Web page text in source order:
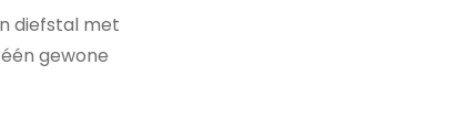
diefstal met
gewone